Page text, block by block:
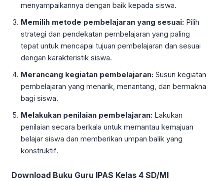
menyampaikannya dengan baik kepada siswa.
Memilih metode pembelajaran yang sesuai: Pilih
strategi dan pendekatan pembelajaran yang paling
tepat untuk mencapai tujuan pembelajaran dan sesuai
dengan karakteristik siswa.
Merancang kegiatan pembelajaran: Susun kegiatan
pembelajaran yang menarik, menantang, dan bermakna
bagi siswa.
Melakukan penilaian pembelajaran: Lakukan
penilaian secara berkala untuk memantau kemajuan
belajar siswa dan memberikan umpan balik yang
konstruktif.
Download Buku Guru IPAS Kelas 4 SD/MI